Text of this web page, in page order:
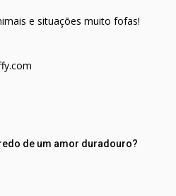
e situações muito fofas!
de um amor duradouro?